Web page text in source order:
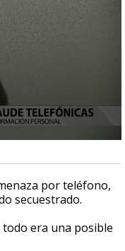
por teléfono,
secuestrado.
era una posible